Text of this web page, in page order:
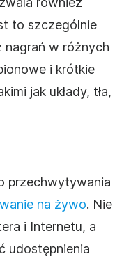
to szczególnie
nagrań w różnych
i krótkie
jak układy, tła,
przechwytywania
na żywo. Nie
i Internetu, a
udostępnienia